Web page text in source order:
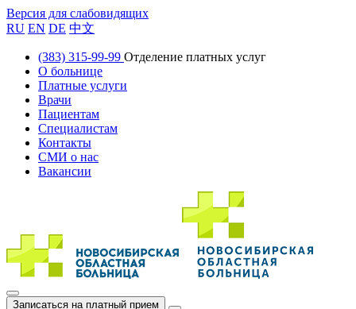
Версия для слабовидящих
RU EN DE 中文
(383) 315-99-99 Отделение платных услуг
О больнице
Платные услуги
Врачи
Пациентам
Специалистам
Контакты
СМИ о нас
Вакансии
Записаться на платный прием